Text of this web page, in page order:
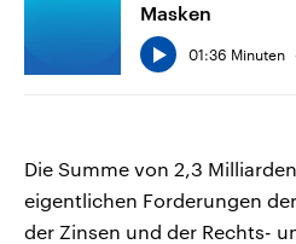
Masken
01:36 Minuten
Die Summe von 2,3
eigentlichen Forderungen
der Zinsen und der Rechts-